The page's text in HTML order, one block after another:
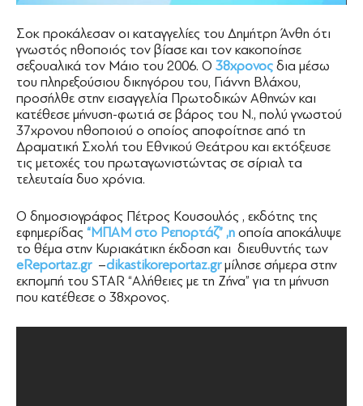
Σοκ προκάλεσαν οι καταγγελίες του Δημήτρη Άνθη ότι
γνωστός ηθοποιός τον βίασε και τον κακοποίησε
σεξουαλικά τον Μάιο του 2006. Ο 38χρονος δια μέσω
του πληρεξούσιου δικηγόρου του, Γιάννη Βλάχου,
προσήλθε στην εισαγγελία Πρωτοδικών Αθηνών και
κατέθεσε μήνυση-φωτιά σε βάρος του Ν., πολύ γνωστού
37χρονου ηθοποιού ο οποίος αποφοίτησε από τη
Δραματική Σχολή του Εθνικού Θεάτρου και εκτόξευσε
τις μετοχές του πρωταγωνιστώντας σε σίριαλ τα
τελευταία δυο χρόνια.
Ο δημοσιογράφος Πέτρος Κουσουλός , εκδότης της
εφημερίδας “ΜΠΑΜ στο Ρεπορτάζ” ,η οποία αποκάλυψε
το θέμα στην Κυριακάτικη έκδοση και διευθυντής των
eReportaz.gr–dikastikoreportaz.grμίλησε σήμερα στην
εκπομπή του STAR “Αλήθειες με τη Ζήνα” για τη μήνυση
που κατέθεσε ο 38χρονος.